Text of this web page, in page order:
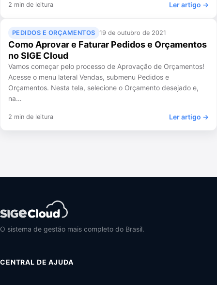
2 min de leitura Ler artigo →
PEDIDOS E ORÇAMENTOS 19 de outubro de 2021
Como Aprovar e Faturar Pedidos e Orçamentos
no SIGE Cloud
Vamos começar pelo processo de Aprovação de Orçamentos!
Acesse o menu lateral Vendas, submenu Pedidos e
Orçamentos. Nesta tela, selecione o Orçamento desejado e,
na…
2 min de leitura Ler artigo →
O sistema de gestão mais completo do Brasil.
CENTRAL DE AJUDA